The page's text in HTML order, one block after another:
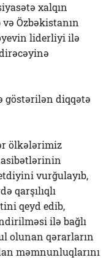
xalqın
Özbəkistanın
liderliyi ilə
göstərilən diqqətə
ölkələrimiz
vurğulayıb,
qarşılıqlı
qeyd edib,
ilə bağlı
olunan qərarların
məmnunluqlarını